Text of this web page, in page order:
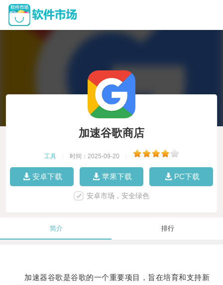
加速谷歌商店
工具 时间：2025-09-20
安卓下载 苹果下载 PC下载
安卓市场，安全绿色
简介 排行
加速器谷歌是谷歌的一个重要项目，旨在培育和支持新